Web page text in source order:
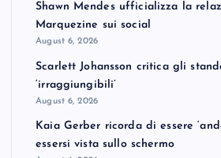
Shawn Mendes ufficializza la
Marquezine sui social
August 6, 2026
Scarlett Johansson critica gli
‘irraggiungibili’
August 6, 2026
Kaia Gerber ricorda di essere
essersi vista sullo schermo